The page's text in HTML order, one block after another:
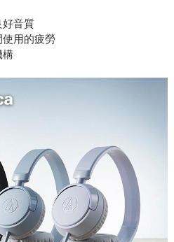
好音質
用的疲勞
構